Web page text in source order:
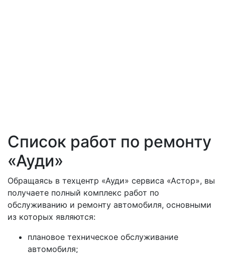
Список работ по ремонту
«Ауди»
Обращаясь в техцентр «Ауди» сервиса «Астор», вы
получаете полный комплекс работ по
обслуживанию и ремонту автомобиля, основными
из которых являются:
плановое техническое обслуживание
автомобиля;